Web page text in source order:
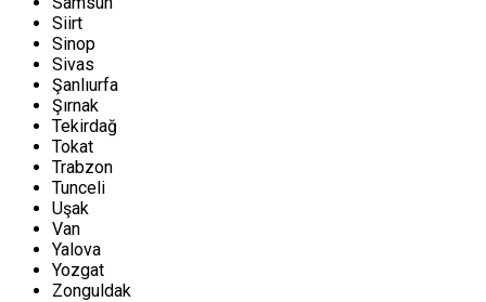
Siirt
Sinop
Sivas
Şanlıurfa
Şırnak
Tekirdağ
Tokat
Trabzon
Tunceli
Uşak
Van
Yalova
Yozgat
Zonguldak